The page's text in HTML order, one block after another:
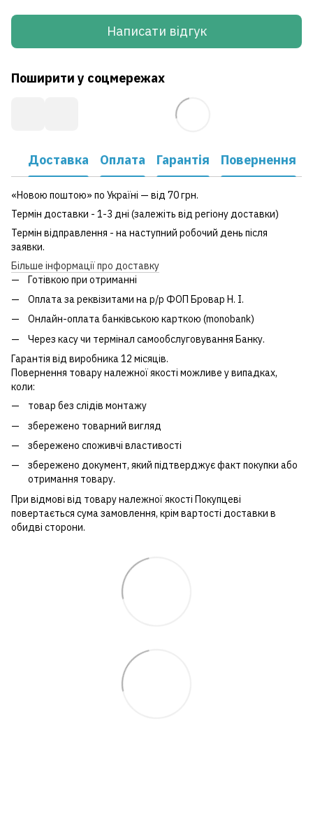
Написати відгук
Поширити у соцмережах
Доставка Оплата Гарантія Повернення
«Новою поштою» по Україні — від 70 грн.
Термін доставки - 1-3 дні (залежіть від регіону доставки)
Термін відправлення - на наступний робочий день після
заявки.
Більше інформації про доставку
Готівкою при отриманні
Оплата за реквізитами на р/р ФОП Бровар Н. І.
Онлайн-оплата банківською карткою (monobank)
Через касу чи термінал самообслуговування Банку.
Гарантія від виробника 12 місяців.
Повернення товару належної якості можливе у випадках,
коли:
товар без слідів монтажу
збережено товарний вигляд
збережено споживчі властивості
збережено документ, який підтверджує факт покупки або
отримання товару.
При відмові від товару належної якості Покупцеві
повертається сума замовлення, крім вартості доставки в
обидві сторони.